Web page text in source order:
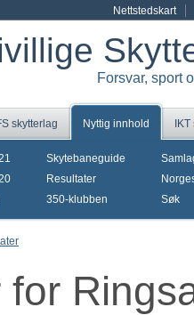
Nettstedskart
Forsvar, sport
skytterlag Nyttig innhold
Skytebaneguide
Resultater
350-klubben
Søk
for